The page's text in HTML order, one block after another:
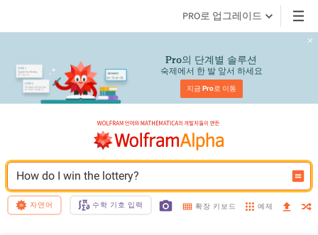
PRO로 업그레이드
Pro의 단계별 솔루션
숙제에서 한 발 앞서 하세요
지금 Pro로 이동
How do I win the lottery?
자연어 수학 기호 입력 확장 키보드 예제